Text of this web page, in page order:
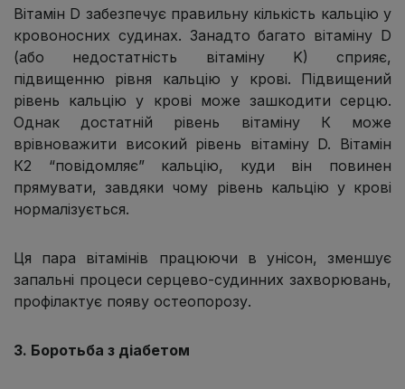
Вітамін D забезпечує правильну кількість кальцію у
кровоносних судинах. Занадто багато вітаміну D
(або недостатність вітаміну K) сприяє,
підвищенню рівня кальцію у крові. Підвищений
рівень кальцію у крові може зашкодити серцю.
Однак достатній рівень вітаміну К може
врівноважити високий рівень вітаміну D. Вітамін
К2 “повідомляє” кальцію, куди він повинен
прямувати, завдяки чому рівень кальцію у крові
нормалізується.
Ця пара вітамінів працюючи в унісон, зменшує
запальні процеси серцево-судинних захворювань,
профілактує появу остеопорозу.
3. Боротьба з діабетом